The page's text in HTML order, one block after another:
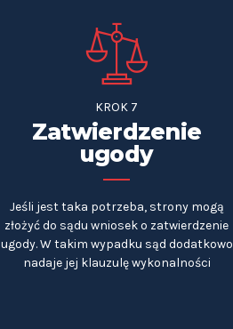
KROK 7
Zatwierdzenie
ugody
Jeśli jest taka potrzeba, strony mogą
złożyć do sądu wniosek o zatwierdzenie
ugody. W takim wypadku sąd dodatkowo
nadaje jej klauzulę wykonalności